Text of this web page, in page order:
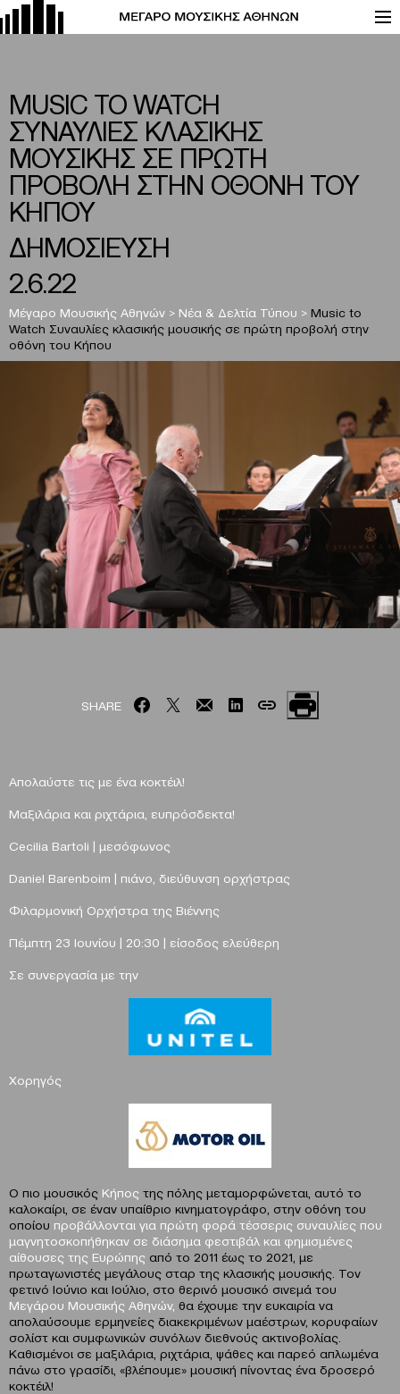
MUSIC TO WATCH
ΣΥΝΑΥΛΙΕΣ ΚΛΑΣΙΚΗΣ
ΜΟΥΣΙΚΗΣ ΣΕ ΠΡΩΤΗ
ΠΡΟΒΟΛΗ ΣΤΗΝ ΟΘΟΝΗ ΤΟΥ
ΚΗΠΟΥ
ΔΗΜΟΣΙΕΥΣΗ
2.6.22
Μέγαρο Μουσικής Αθηνών > Νέα & Δελτία Τύπου > Music to
Watch Συναυλίες κλασικής μουσικής σε πρώτη προβολή στην
οθόνη του Κήπου
SHARE
Απολαύστε τις με ένα κοκτέιλ!
Μαξιλάρια και ριχτάρια, ευπρόσδεκτα!
Cecilia Bartoli | μεσόφωνος
Daniel Barenboim | πιάνο διεύθυνση ορχήστρας
Φιλαρμονική Ορχήστρα της Βιέννης
Πέμπτη 23 Ιουνίου | 20:30 | είσοδος ελεύθερη
Σε συνεργασία με την
Χορηγός
Ο πιο μουσικός Κήπος της πόλης μεταμορφώνεται, αυτό το
καλοκαίρι, σε έναν υπαίθριο κινηματογράφο, στην οθόνη του
οποίου προβάλλονται για πρώτη φορά τέσσερις συναυλίες που
μαγνητοσκοπήθηκαν σε διάσημα φεστιβάλ και φημισμένες
αίθουσες της Ευρώπης από το 2011 έως το 2021, με
πρωταγωνιστές μεγάλους σταρ της κλασικής μουσικής. Τον
φετινό Ιούνιο και Ιούλιο, στο θερινό μουσικό σινεμά του
Μεγάρου Μουσικής Αθηνών, θα έχουμε την ευκαιρία να
απολαύσουμε ερμηνείες διακεκριμένων μαέστρων, κορυφαίων
σολίστ και συμφωνικών συνόλων διεθνούς ακτινοβολίας.
Καθισμένοι σε μαξιλάρια, ριχτάρια, ψάθες και παρεό απλωμένα
πάνω στο γρασίδι, «βλέπουμε» μουσική πίνοντας ένα δροσερό
κοκτέιλ!